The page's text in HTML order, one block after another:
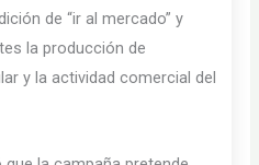
de “ir al mercado” y
la producción de
y la actividad comercial del